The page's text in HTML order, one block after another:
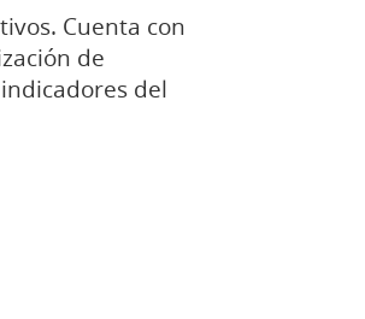
Cuenta con
de
del